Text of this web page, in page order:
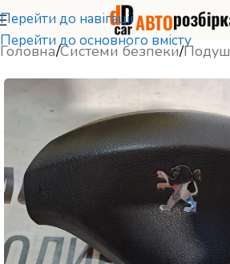
Перейти до навігації
Перейти до основного вмісту
Головна/Системи безпеки/